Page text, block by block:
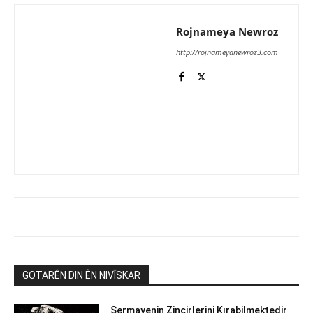
Rojnameya Newroz
http://rojnameyanewroz3.com
GOTARÊN DIN ÊN NIVÎSKAR
Sermayenin Zincirlerini Kırabilmektedir